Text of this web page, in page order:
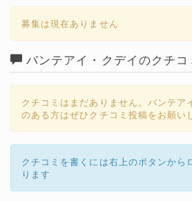
募集は現在ありません
バンテアイ・クデイのクチコ
クチコミはまだありません。バンテア
のある方はぜひクチコミ投稿をお願い
クチコミを書くには右上のボタンから
ります